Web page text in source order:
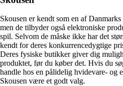
Skousen er kendt som en af
men de tilbyder også elektroniske
spil. Selvom de måske ikke har det
kendt for deres konkurrencedygtige
Deres fysiske butikker giver dig
produktet, før du køber det. Hvis du
handle hos en pålidelig hvidevare- og
Skousen være et godt valg.